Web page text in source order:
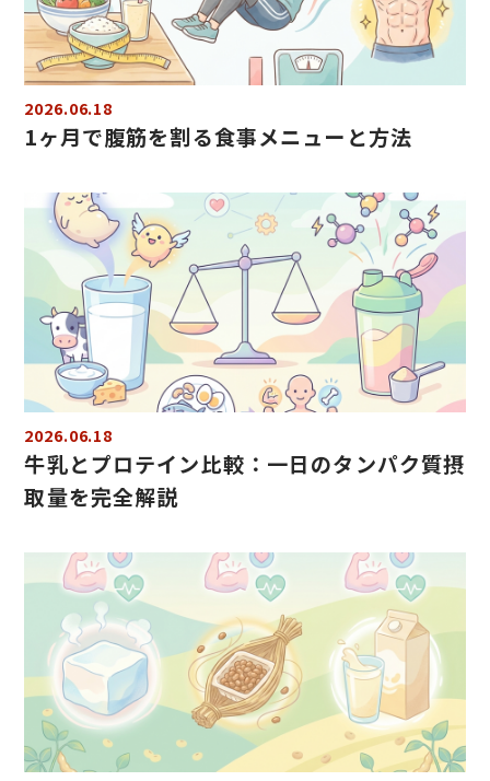
2026.06.18
1ヶ月で腹筋を割る食事メニューと方法
2026.06.18
牛乳とプロテイン比較：一日のタンパク質摂
取量を完全解説